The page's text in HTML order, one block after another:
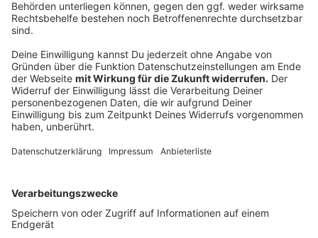
©Antenne Düsseldorf
Die Wahlbeteiligung lag hier in Düsseldorf bei 82,02
Prozent (2021: 77,24 Prozent). Und damit knapp unter
dem Wert für Deutschland. Insgesamt waren rund 59,2
aufgerufen. Auf 83,5 Prozent wird die Wahlbeteiligung
Wert seit der Zeit vor der deutschen Vereinigung
1990. Bei der vergangenen Bundestagswahl lag die
Wahlbeteiligung bei 76,4 Prozent.